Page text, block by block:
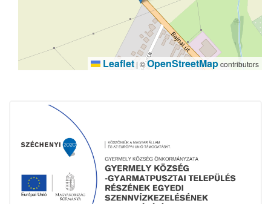
Leaflet | ©OpenStreetMapcontributors